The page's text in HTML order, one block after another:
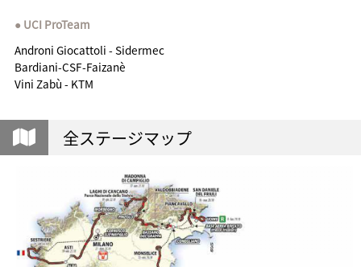
UCI ProTeam
Androni Giocattoli - Sidermec
Bardiani-CSF-Faizanè
Vini Zabù - KTM
全ステージマップ